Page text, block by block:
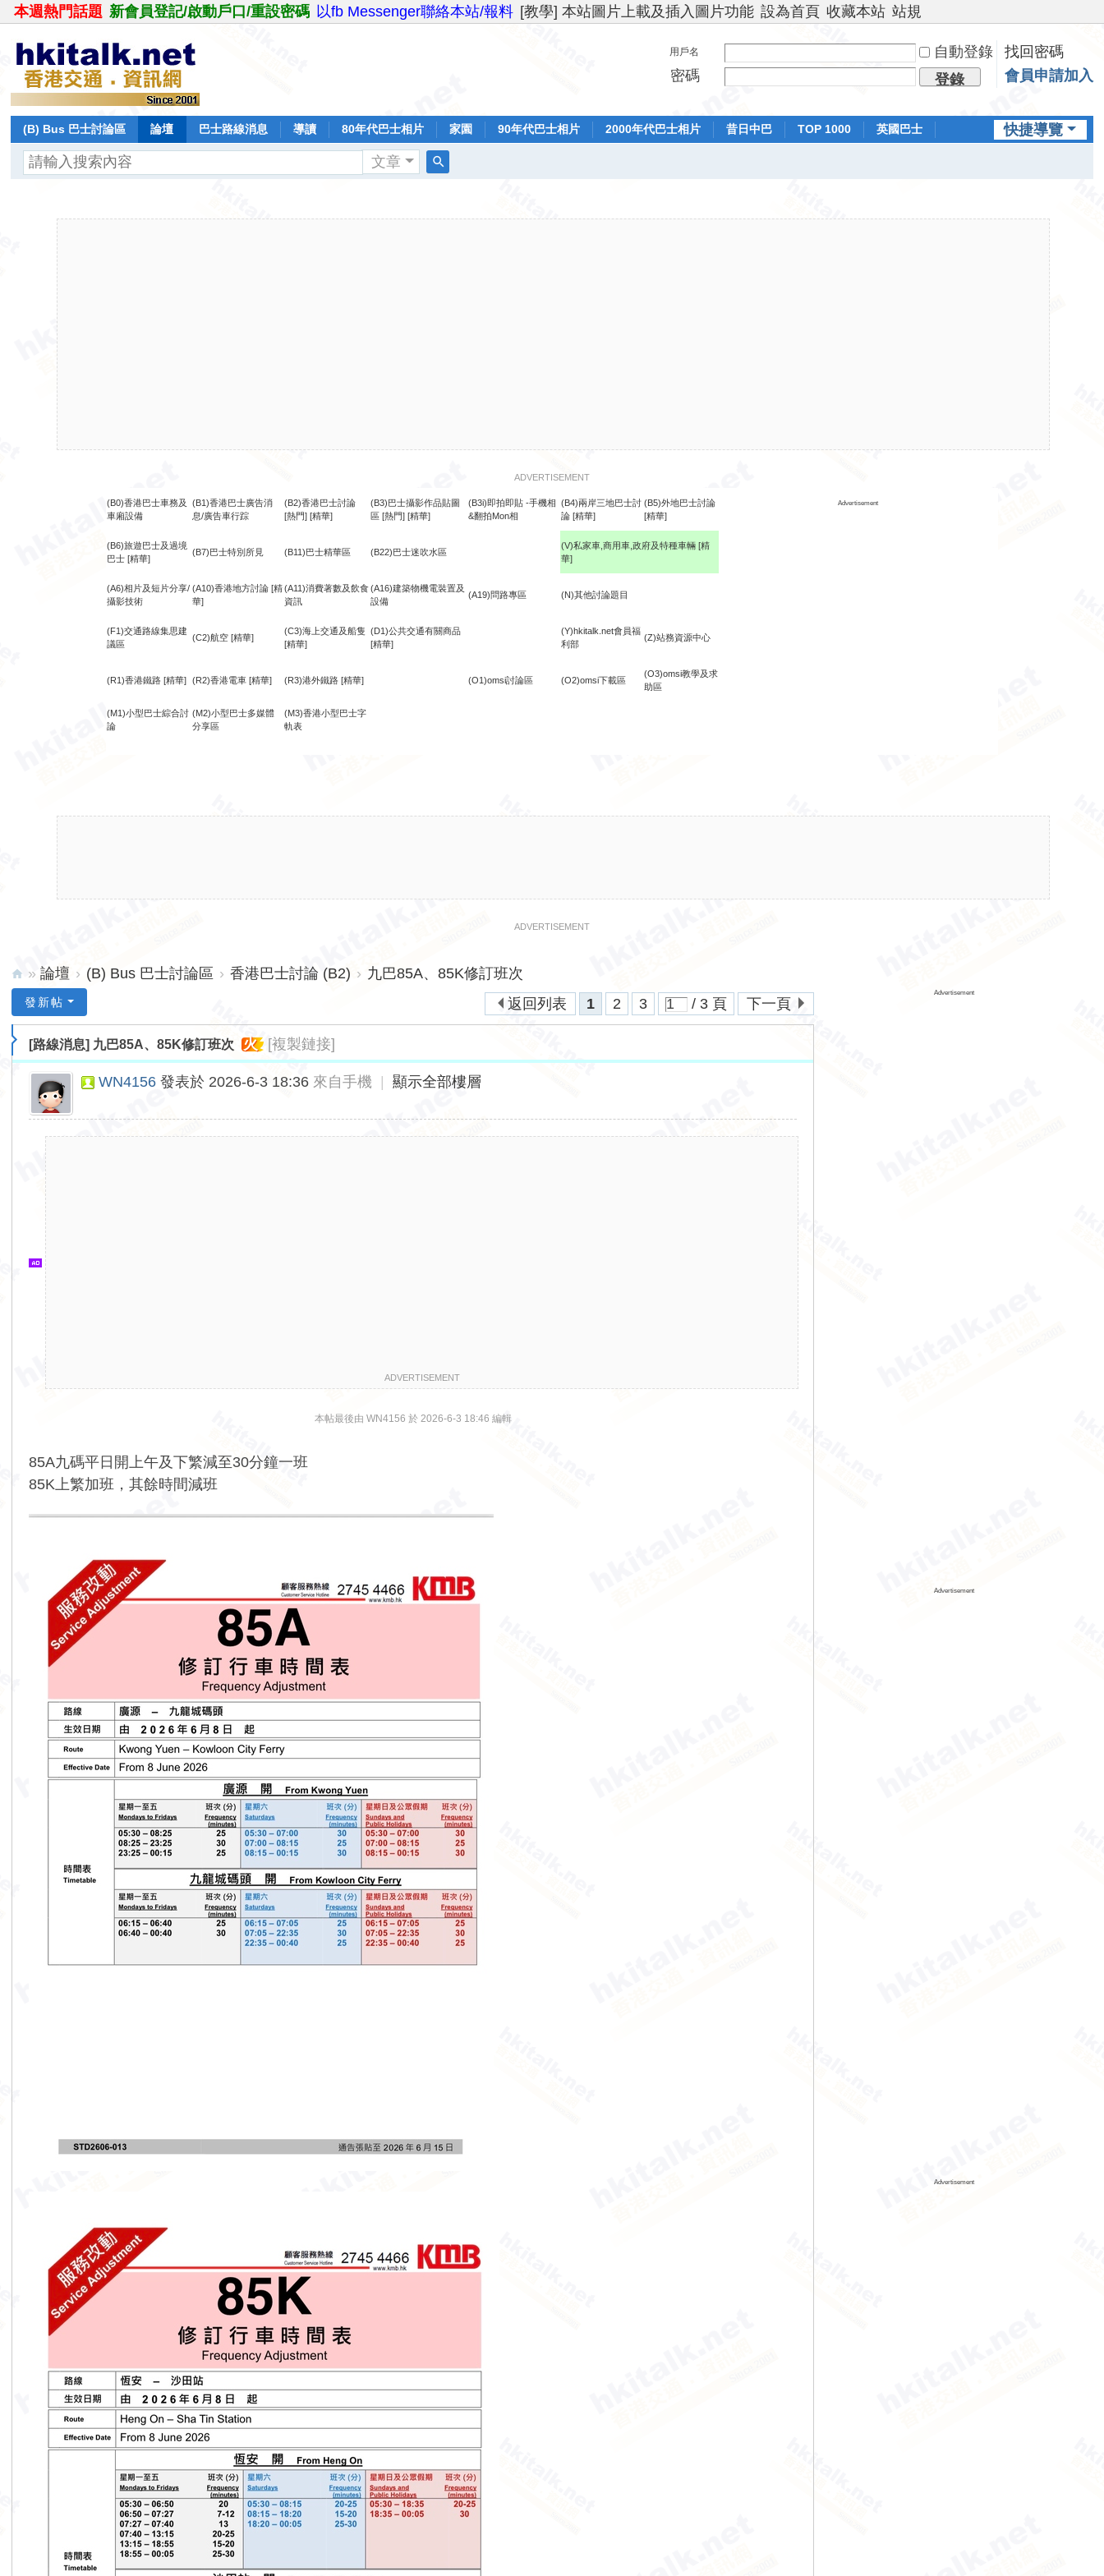
本週熱門話題 新會員登記/啟動戶口/重設密碼 以fb Messenger聯絡本站/報料 [教學] 本站圖片上載及插入圖片功能 設為首頁 收藏本站 站規
用戶名 自動登錄
找回密碼
密碼
登錄 會員申請加入
快捷導覽
(B) Bus 巴士討論區 論壇 巴士路線消息 導讀 80年代巴士相片 家園 90年代巴士相片 2000年代巴士相片 昔日中巴 TOP 1000
英國巴士
文章
ADVERTISEMENT
(B0)香港巴士車務及
車廂設備
(B1)香港巴士廣告消
息/廣告車行踪
(B2)香港巴士討論
[熱門] [精華]
(B3)巴士攝影作品貼圖
區 [熱門] [精華]
(B3i)即拍即貼 -手機相
&翻拍Mon相
(B4)兩岸三地巴士討
論 [精華]
(B5)外地巴士討論
[精華]
Advertisement
(B6)旅遊巴士及過境
巴士 [精華]
(B7)巴士特別所見 (B11)巴士精華區 (B22)巴士迷吹水區
(V)私家車,商用車,政府及特種車輛 [精
華]
(A6)相片及短片分享/
攝影技術
(A10)香港地方討論 [精
華]
(A11)消費著數及飲食
資訊
(A16)建築物機電裝置及
設備
(A19)問路專區 (N)其他討論題目
(F1)交通路線集思建
議區
(C2)航空 [精華]
(C3)海上交通及船隻
[精華]
(D1)公共交通有關商品
[精華]
(Y)hkitalk.net會員福
利部
(Z)站務資源中心
(R1)香港鐵路 [精華] (R2)香港電車 [精華] (R3)港外鐵路 [精華] (O1)omsi討論區 (O2)omsi下載區
(O3)omsi教學及求
助區
(M1)小型巴士綜合討
論
(M2)小型巴士多媒體
分享區
(M3)香港小型巴士字
軌表
ADVERTISEMENT
lk.
» 論壇 › (B) Bus 巴士討論區 › 香港巴士討論 (B2) › 九巴85A、85K修訂班次
1
2 3 / 3 頁 下一頁
返回列表
發新帖
[路線消息] 九巴85A、85K修訂班次 火 [複製鏈接]
WN4156 發表於 2026-6-3 18:36 來自手機 顯示全部樓層
ADVERTISEMENT
本帖最後由 WN4156 於 2026-6-3 18:46 編輯
85A九碼平日開上午及下繁減至30分鐘一班
85K上繁加班，其餘時間減班
Advertisement
Advertisement
Advertisement